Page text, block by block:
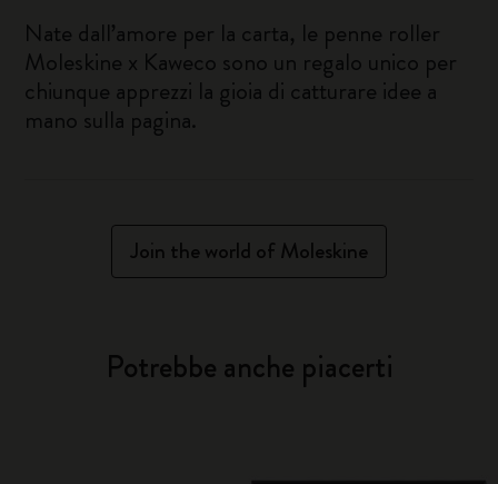
Nate dall’amore per la carta, le penne roller
Moleskine x Kaweco sono un regalo unico per
chiunque apprezzi la gioia di catturare idee a
mano sulla pagina.
Join the world of Moleskine
Potrebbe anche piacerti